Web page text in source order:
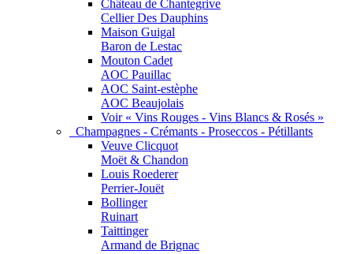
Château de Chantegrive
Cellier Des Dauphins
Maison Guigal
Baron de Lestac
Mouton Cadet
AOC Pauillac
AOC Saint-estèphe
AOC Beaujolais
Voir « Vins Rouges - Vins Blancs & Rosés »
Champagnes - Crémants - Proseccos - Pétillants
Veuve Clicquot
Moët & Chandon
Louis Roederer
Perrier-Jouët
Bollinger
Ruinart
Taittinger
Armand de Brignac